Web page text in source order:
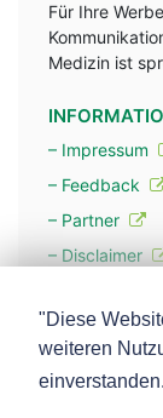
Für Ihre
Medizin ist
– Impressum
– Feedback
– Partner
– Disclaimer
– Werbung
– Mehr über
"Diese
weiteren